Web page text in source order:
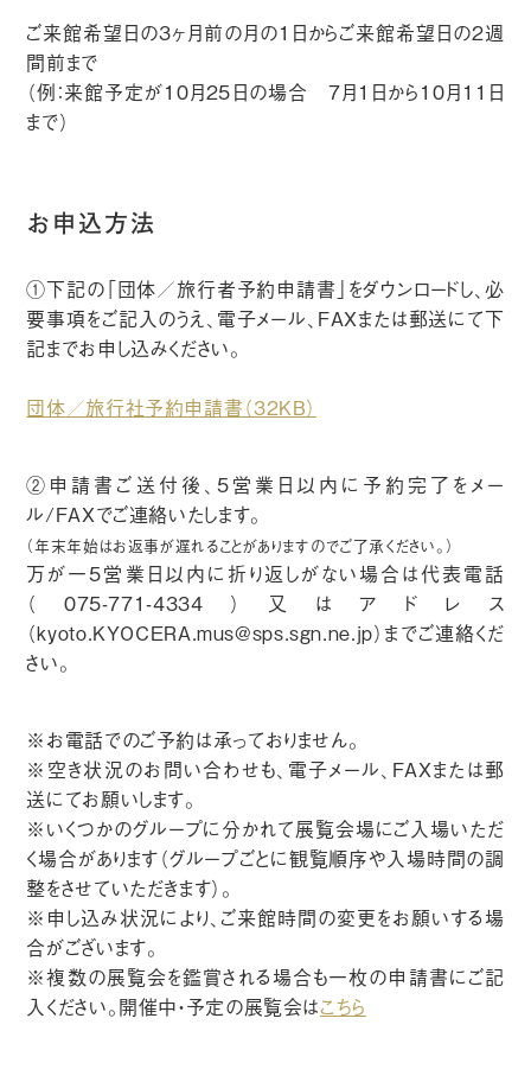
ご来館希望日の3ヶ月前の月の1日からご来館希望日の2週
間前まで
（例：来館予定が10月25日の場合 7月1日から10月11日
まで）
お申込方法
①下記の「団体／旅行者予約申請書」をダウンロードし、必
要事項をご記入のうえ、電子メール、FAXまたは郵送にて下
記までお申し込みください。
団体／旅行社予約申請書（32KB）
②申請書ご送付後、5営業日以内に予約完了をメー
ル/FAXでご連絡いたします。
（年末年始はお返事が遅れることがありますのでご了承ください。）
万が一5営業日以内に折り返しがない場合は代表電話
（075-771-4334）又はアドレス
（kyoto.KYOCERA.mus@sps.sgn.ne.jp）までご連絡くだ
さい。
※お電話でのご予約は承っておりません。
※空き状況のお問い合わせも、電子メール、FAXまたは郵
送にてお願いします。
※いくつかのグループに分かれて展覧会場にご入場いただ
く場合があります（グループごとに観覧順序や入場時間の調
整をさせていただきます）。
※申し込み状況により、ご来館時間の変更をお願いする場
合がございます。
※複数の展覧会を鑑賞される場合も一枚の申請書にご記
入ください。開催中・予定の展覧会はこちら